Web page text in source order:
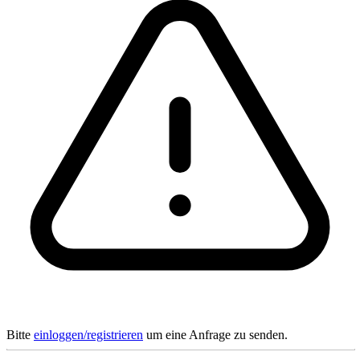
Bitte einloggen/registrieren um eine Anfrage zu senden.